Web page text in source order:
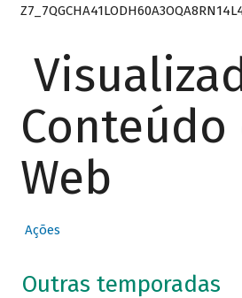
Conteúdo
Web
Ações
Outras temporadas